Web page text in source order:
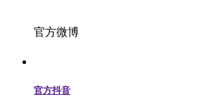
官方微博
官方抖音